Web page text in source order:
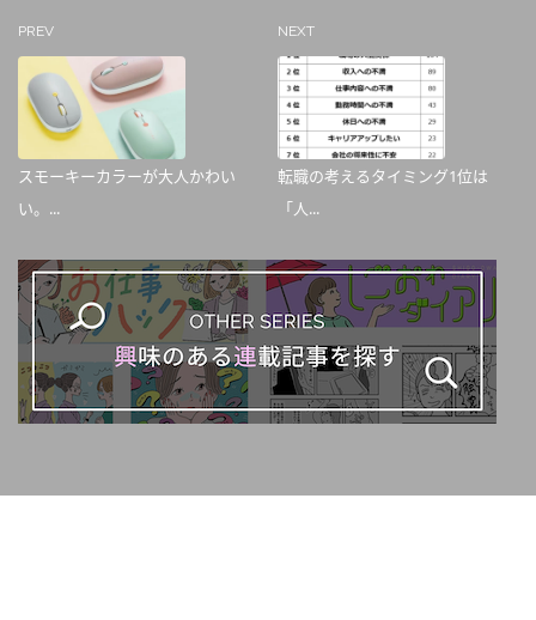
PREV
スモーキーカラーが大人かわい
い。...
NEXT
転職の考えるタイミング1位は
「人...